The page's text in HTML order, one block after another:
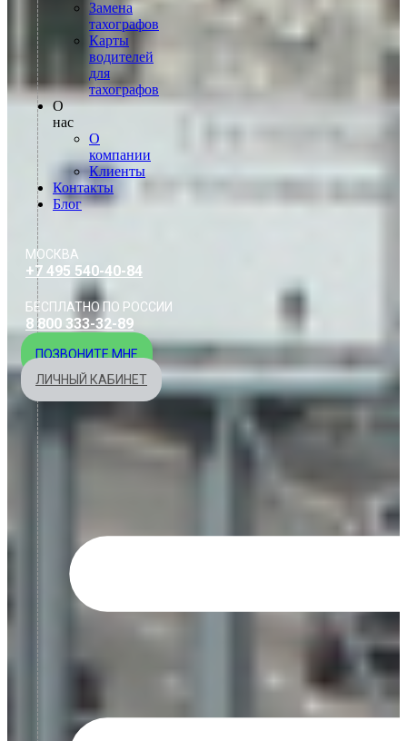
Замена
тахографов
Карты
водителей
для
тахографов
О
нас
О
компании
Клиенты
Контакты
Блог
МОСКВА
+7 495 540-40-84
БЕСПЛАТНО ПО РОССИИ
8 800 333-32-89
ПОЗВОНИТЕ МНЕ
ЛИЧНЫЙ КАБИНЕТ